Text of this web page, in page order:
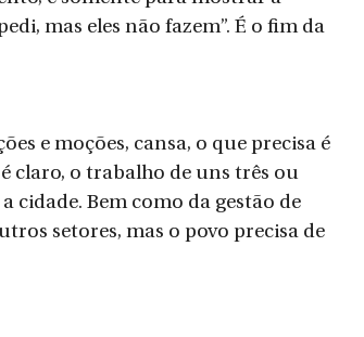
mas eles não fazem”. É o fim da
e moções, cansa, o que precisa é
claro, o trabalho de uns três ou
cidade. Bem como da gestão de
setores, mas o povo precisa de